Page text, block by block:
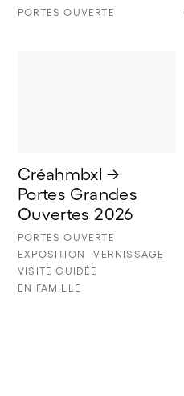
PORTES OUVERTE
Créahmbxl →
Portes Grandes
Ouvertes 2026
PORTES OUVERTE
EXPOSITION
VERNISSAGE
VISITE GUIDÉE
EN FAMILLE